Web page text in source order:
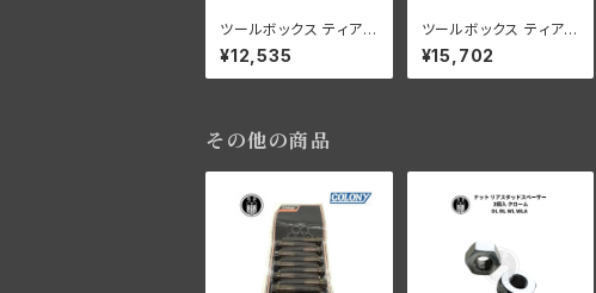
ツールボックス ティアド
ロップスタイル 1941年
以降 ブラック
¥12,535
ツールボックス ティアド
ロップスタイル ハーレ
ーダビッドソン 1940年
以降 クロームメッキ
¥15,702
その他の商品